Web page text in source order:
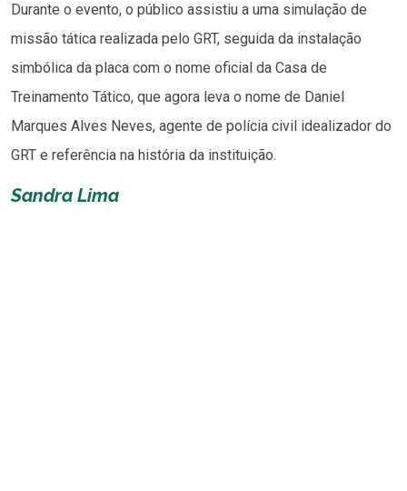
Durante o evento, o público assistiu a uma simulação de
missão tática realizada pelo GRT, seguida da instalação
simbólica da placa com o nome oficial da Casa de
Treinamento Tático, que agora leva o nome de Daniel
Marques Alves Neves, agente de polícia civil idealizador do
GRT e referência na história da instituição.
Sandra Lima